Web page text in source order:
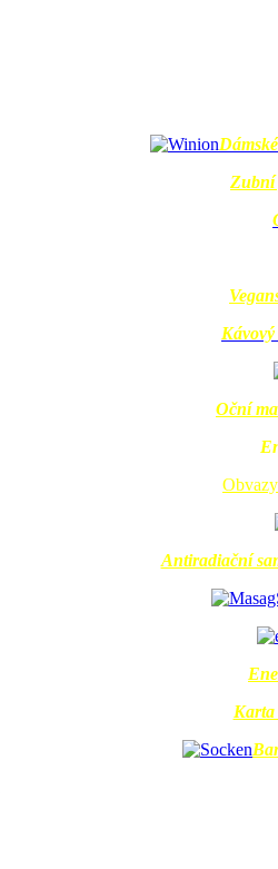
Zubní
Oční
Antiradiační